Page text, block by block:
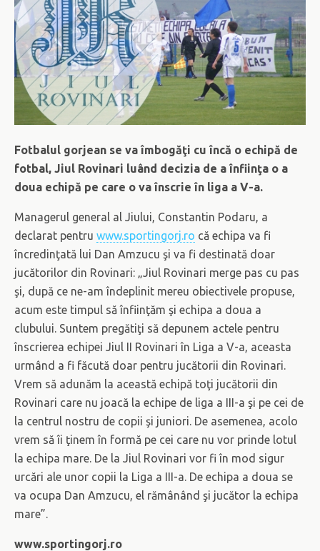
Fotbalul gorjean se va îmbogăţi cu încă o echipă de
fotbal, Jiul Rovinari luând decizia de a înfiinţa o a
doua echipă pe care o va înscrie în liga a V-a.
Managerul general al Jiului, Constantin Podaru, a
declarat pentru www.sportingorj.ro că echipa va fi
încredinţată lui Dan Amzucu şi va fi destinată doar
jucătorilor din Rovinari: „Jiul Rovinari merge pas cu pas
şi, după ce ne-am îndeplinit mereu obiectivele propuse,
acum este timpul să înfiinţăm şi echipa a doua a
clubului. Suntem pregătiţi să depunem actele pentru
înscrierea echipei Jiul II Rovinari în Liga a V-a, aceasta
urmând a fi făcută doar pentru jucătorii din Rovinari.
Vrem să adunăm la această echipă toţi jucătorii din
Rovinari care nu joacă la echipe de liga a III-a şi pe cei de
la centrul nostru de copii şi juniori. De asemenea, acolo
vrem să îi ţinem în formă pe cei care nu vor prinde lotul
la echipa mare. De la Jiul Rovinari vor fi în mod sigur
urcări ale unor copii la Liga a III-a. De echipa a doua se
va ocupa Dan Amzucu, el rămânând şi jucător la echipa
mare”.
www.sportingorj.ro